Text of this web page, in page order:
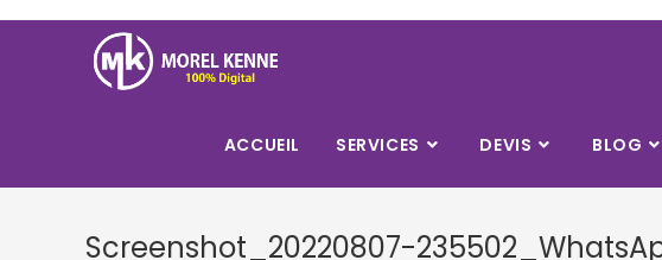
ACCUEIL SERVICES DEVIS BLOG
Screenshot_20220807-